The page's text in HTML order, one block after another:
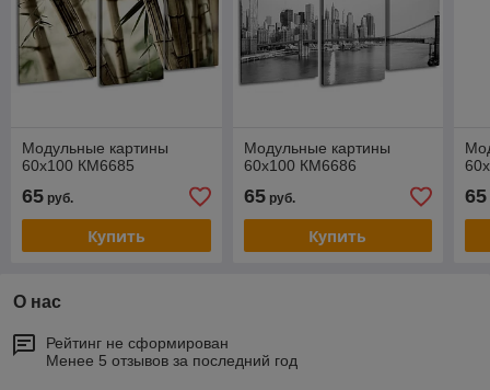
Модульные картины
60x100 КМ6685
65 руб.
Купить
Модульные картины
60x100 КМ6686
65руб.
Купить
65
О нас
Рейтинг не сформирован
Менее 5 отзывов за последний год